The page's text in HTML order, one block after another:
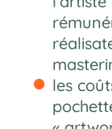
les